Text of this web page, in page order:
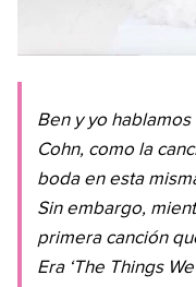
Ben y yo hablamos
Cohn, como la
boda en esta
Sin embargo,
primera canción
Era ‘The Things